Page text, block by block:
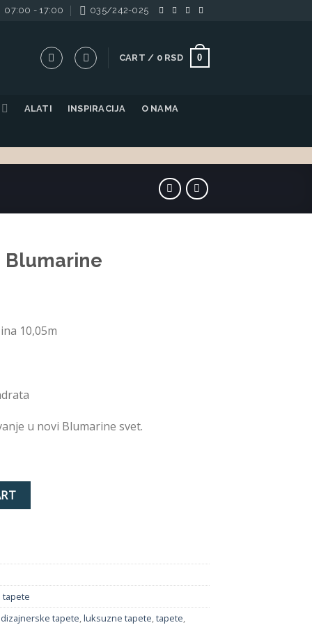
07:00 - 17:00 035/242-025
CART / 0 RSD 0
ALATI INSPIRACIJA O NAMA
Blumarine
10,05m
u novi Blumarine svet.
tapete
dizajnerske tapete,luksuzne tapete,tapete,